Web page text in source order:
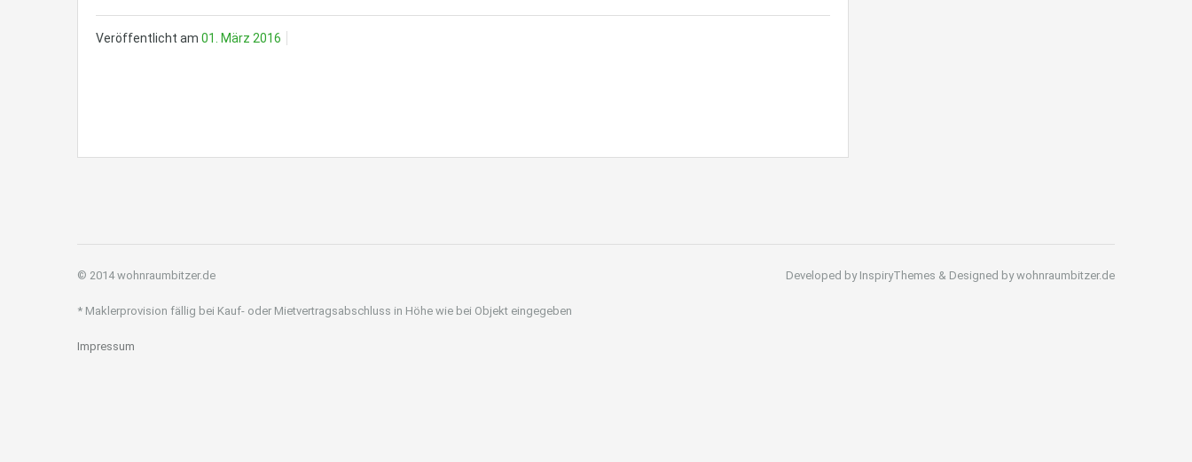
Veröffentlicht am 01. März 2016
© 2014 wohnraumbitzer.de
* Maklerprovision fällig bei Kauf- oder Mietvertragsabschluss in Höhe wie bei Objekt eingegeben
Impressum
Developed by InspiryThemes & Designed by wohnraumbitzer.de